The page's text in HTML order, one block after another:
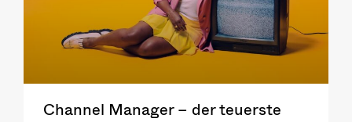
Channel Manager – der teuerste